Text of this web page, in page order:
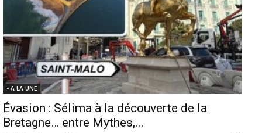
- A LA UNE
Évasion : Sélima à la découverte de la
Bretagne… entre Mythes,...